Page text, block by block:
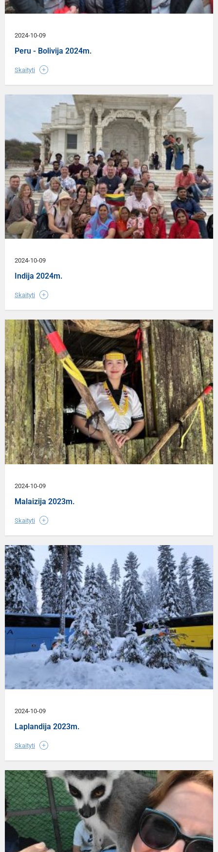
2024-10-09
Peru - Bolivija 2024m.
Skaityti
2024-10-09
Indija 2024m.
Skaityti
2024-10-09
Malaizija 2023m.
Skaityti
2024-10-09
Laplandija 2023m.
Skaityti